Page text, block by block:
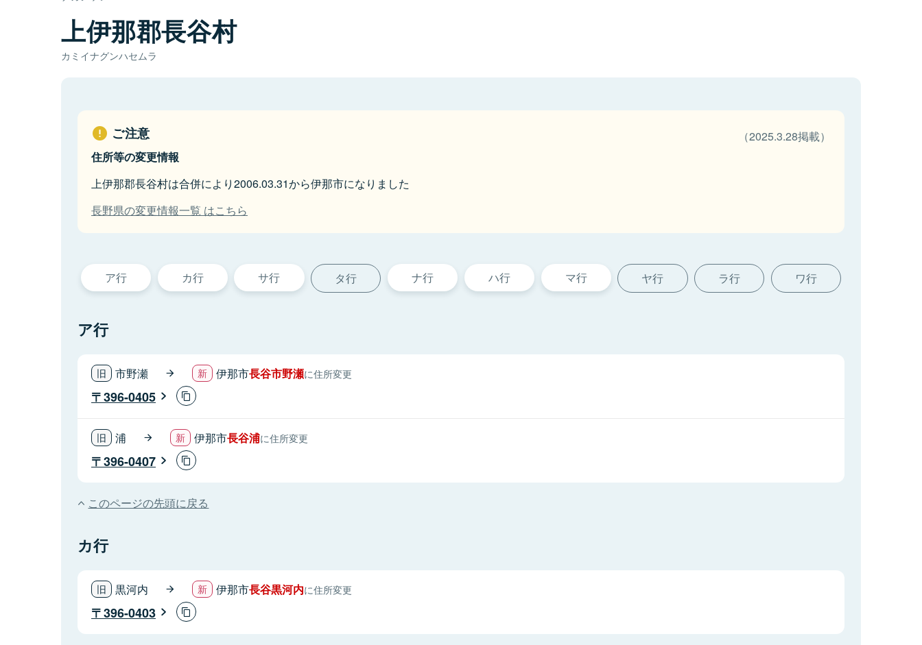
上伊那郡長谷村
カミイナグンハセムラ
ご注意
（2025.3.28掲載）
住所等の変更情報
上伊那郡長谷村は合併により2006.03.31から伊那市になりました
長野県の変更情報一覧 はこちら
ア行 カ行 サ行 タ行 ナ行 ハ行 マ行 ヤ行 ラ行 ワ行
ア行
市野瀬 伊那市長谷市野瀬に住所変更
396-0405
浦 伊那市長谷浦に住所変更
396-0407
このページの先頭に戻る
カ行
黒河内 伊那市長谷黒河内に住所変更
396-0403